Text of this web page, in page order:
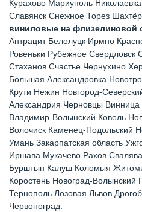
Курахово Мариуполь
Славянск Снежное Торез
виниловые на флизелиновой
Антрацит Белолуцк Ирмно
Ровеньки Рубежное Свердловск
Стаханов Счастье Чернухино
Большая Александровка
Крути Нежин Новгород-
Александрия Черновцы
Владимир-Волынский Ковель
Волочиск Каменец-Подольский
Умань Закарпатская область
Иршава Мукачево Рахов
Бурштын Калуш Коломыя
Коростень Новоград-Волынский
Тернополь Лозовая Львов
Червоноград.